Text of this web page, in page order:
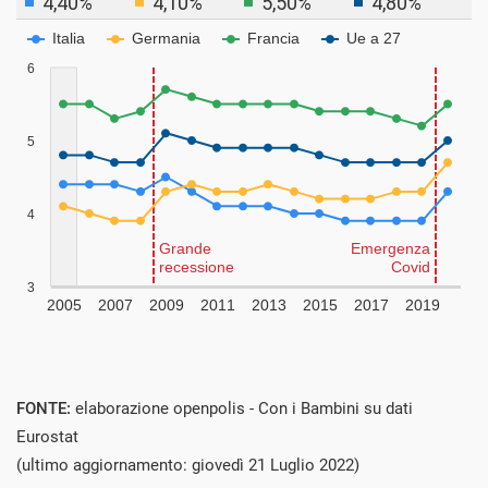
FONTE: elaborazione openpolis - Con i Bambini su dati
Eurostat
(ultimo aggiornamento: giovedì 21 Luglio 2022)